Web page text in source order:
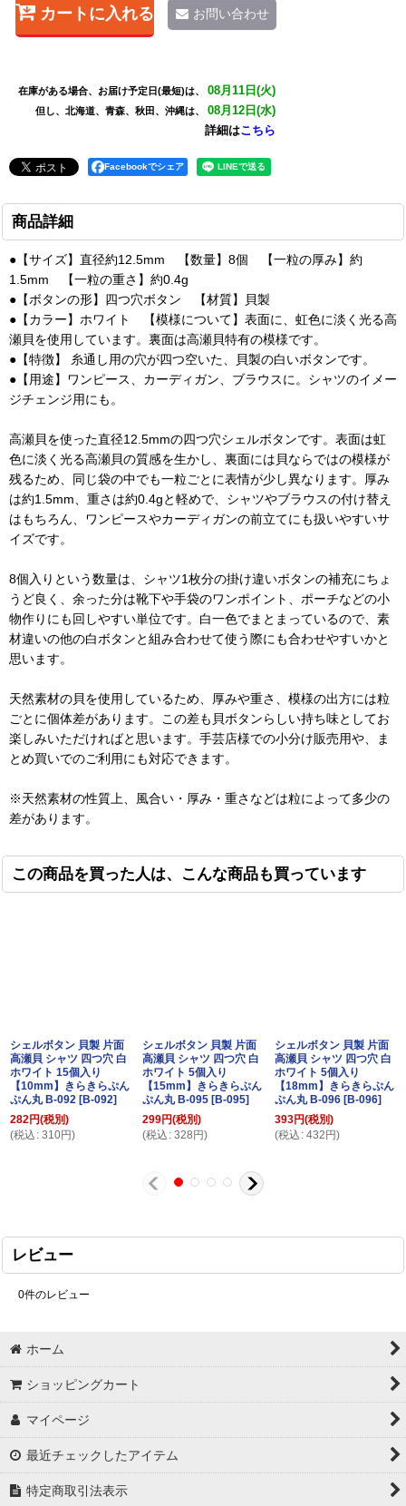
在庫がある場合、お届け予定日(最短)は、 08月11日(火)
但し、北海道、青森、秋田、沖縄は、 08月12日(水)
詳細はこちら
カートに入れる お問い合わせ
Facebookでシェア
商品詳細
●【サイズ】直径約12.5mm 【数量】8個 【一粒の厚み】約
1.5mm 【一粒の重さ】約0.4g
●【ボタンの形】四つ穴ボタン 【材質】貝製
●【カラー】ホワイト 【模様について】表面に、虹色に淡く光る高
瀬貝を使用しています。裏面は高瀬貝特有の模様です。
●【特徴】 糸通し用の穴が四つ空いた、貝製の白いボタンです。
●【用途】ワンピース、カーディガン、ブラウスに。シャツのイメー
ジチェンジ用にも。
高瀬貝を使った直径12.5mmの四つ穴シェルボタンです。表面は虹
色に淡く光る高瀬貝の質感を生かし、裏面には貝ならではの模様が
残るため、同じ袋の中でも一粒ごとに表情が少し異なります。厚み
は約1.5mm、重さは約0.4gと軽めで、シャツやブラウスの付け替え
はもちろん、ワンピースやカーディガンの前立てにも扱いやすいサ
イズです。
8個入りという数量は、シャツ1枚分の掛け違いボタンの補充にちょ
うど良く、余った分は靴下や手袋のワンポイント、ポーチなどの小
物作りにも回しやすい単位です。白一色でまとまっているので、素
材違いの他の白ボタンと組み合わせて使う際にも合わせやすいかと
思います。
天然素材の貝を使用しているため、厚みや重さ、模様の出方には粒
ごとに個体差があります。この差も貝ボタンらしい持ち味としてお
楽しみいただければと思います。手芸店様での小分け販売用や、ま
とめ買いでのご利用にも対応できます。
※天然素材の性質上、風合い・厚み・重さなどは粒によって多少の
差があります。
この商品を買った人は、こんな商品も買っています
シェルボタン 貝製 片面
高瀬貝 シャツ 四つ穴 白
ホワイト 15個入り
【10mm】きらきらぷん
ぷん丸 B-092 [B-092]
282円(税別)
(税込 : 310円)
シェルボタン 貝製 片面
高瀬貝 シャツ 四つ穴 白
ホワイト 5個入り
【15mm】きらきらぷん
ぷん丸 B-095 [B-095]
299円(税別)
(税込 : 328円)
シェルボタン 貝製 片面
高瀬貝 シャツ 四つ穴 白
ホワイト 5個入り
【18mm】きらきらぷん
ぷん丸 B-096 [B-096]
393円(税別)
(税込 : 432円)
レビュー
0件のレビュー
ホーム
ショッピングカート
マイページ
最近チェックしたアイテム
特定商取引法表示